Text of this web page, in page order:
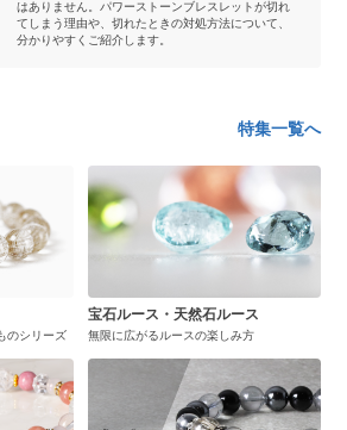
はありません。パワーストーンブレスレットが切れ
てしまう理由や、切れたときの対処方法について、
分かりやすくご紹介します。
特集一覧へ
のシリーズ
宝石ルース・天然石ルース
無限に広がるルースの楽しみ方